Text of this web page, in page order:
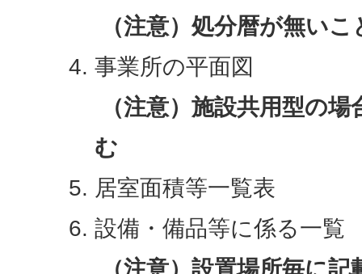
（注意）処分暦が無いこ
事業所の平面図
（注意）施設共用型の
む
居室面積等一覧表
設備・備品等に係る一覧
（注意）設置場所毎に記